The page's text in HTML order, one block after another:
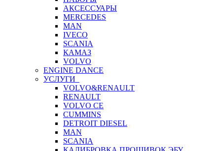
АКСЕССУАРЫ
MERCEDES
MAN
IVECO
SCANIA
КАМАЗ
VOLVO
ENGINE DANCE
УСЛУГИ
VOLVO&RENAULT
RENAULT
VOLVO CE
CUMMINS
DETROIT DIESEL
MAN
SCANIA